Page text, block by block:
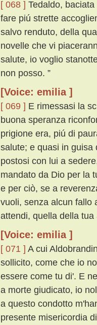
[ 068 ] Tedaldo,
fare piú strette
salvo renduto, della
novelle che vi
salute, io voglio
non posso. ”
[Voice: emilia ]
[ 069 ] E rimessasi la
buona speranza
prigione era, piú di
salute; e quasi in guisa
postosi con lui a
mandato da Dio per la
e per ciò, se a
vuoli, senza alcun fallo
attendi, quella della tua
[Voice: emilia ]
[ 071 ] A cui
sollicito, come che io
essere come tu di'. E
a morte giudicato, io
a questo condotto
presente misericordia